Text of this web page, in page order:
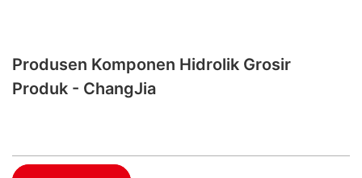
Produsen Komponen Hidrolik Grosir
Produk - ChangJia